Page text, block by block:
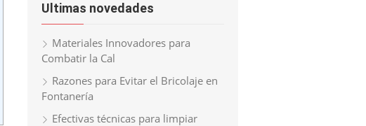
Ultimas novedades
Materiales Innovadores para
Combatir la Cal
Razones para Evitar el Bricolaje en
Fontanería
Efectivas técnicas para limpiar